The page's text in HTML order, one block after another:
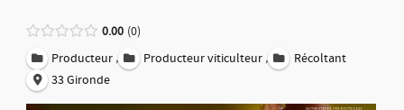
0.00 0
Producteur , Producteur viticulteur ,
Récoltant
33 Gironde